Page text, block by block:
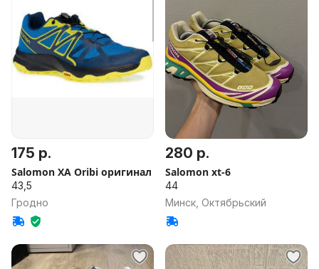
175 р.
Salomon XA Oribi оригинал
43,5
Гродно
280 р.
Salomon xt-6
44
Минск, Октябрьский